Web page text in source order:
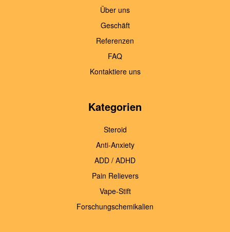
Über uns
Geschäft
Referenzen
FAQ
Kontaktiere uns
Kategorien
Steroid
Anti-Anxiety
ADD / ADHD
Pain Relievers
Vape-Stift
Forschungschemikalien